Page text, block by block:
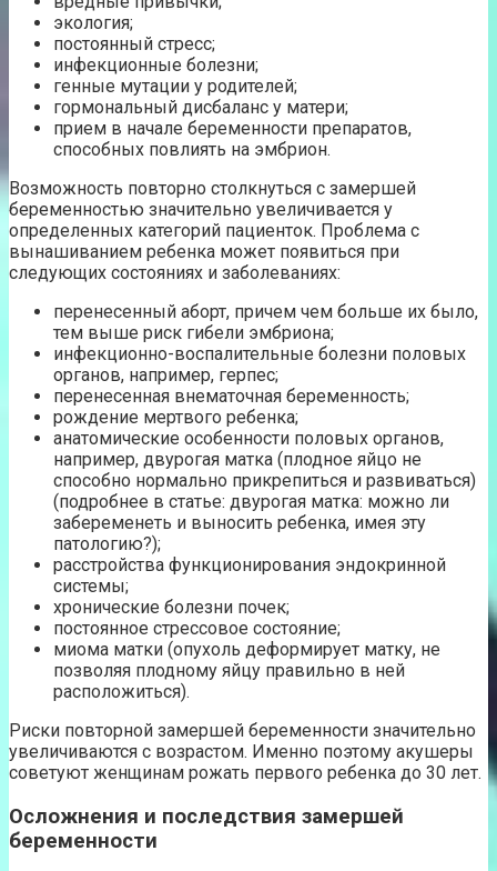
экология;
постоянный стресс;
инфекционные болезни;
генные мутации у родителей;
гормональный дисбаланс у матери;
прием в начале беременности препаратов,
способных повлиять на эмбрион.
Возможность повторно столкнуться с замершей
беременностью значительно увеличивается у
определенных категорий пациенток. Проблема с
вынашиванием ребенка может появиться при
следующих состояниях и заболеваниях:
перенесенный аборт, причем чем больше их было,
тем выше риск гибели эмбриона;
инфекционно-воспалительные болезни половых
органов, например, герпес;
перенесенная внематочная беременность;
рождение мертвого ребенка;
анатомические особенности половых органов,
например, двурогая матка (плодное яйцо не
способно нормально прикрепиться и развиваться)
(подробнее в статье: двурогая матка: можно ли
забеременеть и выносить ребенка, имея эту
патологию?);
расстройства функционирования эндокринной
системы;
хронические болезни почек;
постоянное стрессовое состояние;
миома матки (опухоль деформирует матку, не
позволяя плодному яйцу правильно в ней
расположиться).
Риски повторной замершей беременности значительно
увеличиваются с возрастом. Именно поэтому акушеры
советуют женщинам рожать первого ребенка до 30 лет.
Осложнения и последствия замершей
беременности